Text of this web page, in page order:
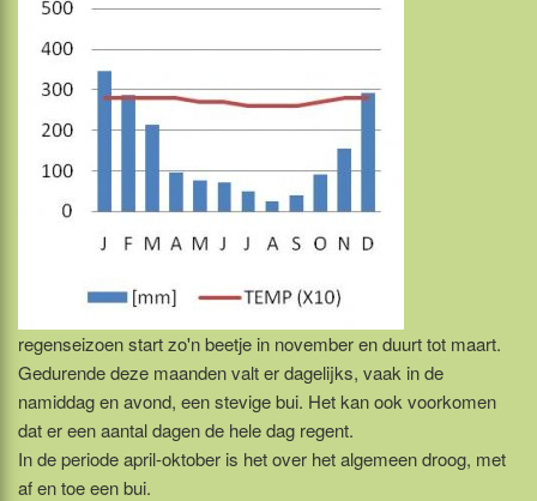
regenseizoen start zo'n beetje in november en duurt tot maart.
Gedurende deze maanden valt er dagelijks, vaak in de
namiddag en avond, een stevige bui. Het kan ook voorkomen
dat er een aantal dagen de hele dag regent.
In de periode april-oktober is het over het algemeen droog, met
af en toe een bui.